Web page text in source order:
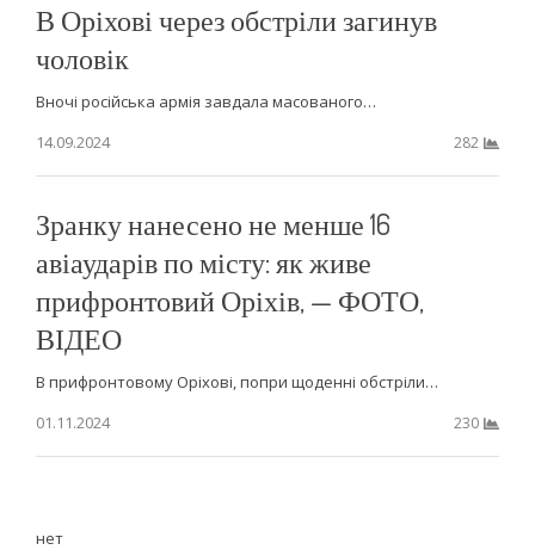
В Оріхові через обстріли загинув
чоловік
Вночі російська армія завдала масованого…
14.09.2024
282
Зранку нанесено не менше 16
авіаударів по місту: як живе
прифронтовий Оріхів, — ФОТО,
ВІДЕО
В прифронтовому Оріхові, попри щоденні обстріли…
01.11.2024
230
нет